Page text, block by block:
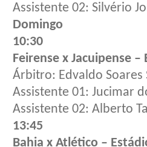
Assistente 02: Silvério
Domingo
10:30
Feirense x Jacuipense
Árbitro: Edvaldo
Assistente 01: Jucimar
Assistente 02: Alberto
13:45
Bahia x Atlético –